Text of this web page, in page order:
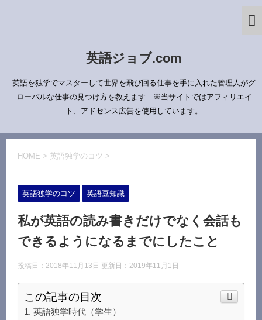
英語ジョブ.com
英語を独学でマスターして世界を飛び回る仕事を手に入れた管理人がグ
ローバルな仕事の見つけ方を教えます ※当サイトではアフィリエイ
ト、アドセンス広告を使用しています。
HOME > 英語独学のコツ >
英語独学のコツ 英語豆知識
私が英語の読み書きだけでなく会話も
できるようになるまでにしたこと
投稿日：2018年11月13日 更新日： 2019年11月1日
この記事の目次
英語独学時代（学生）